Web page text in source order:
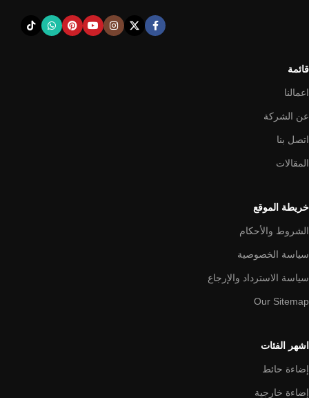
قائمة
اعمالنا
عن الشركة
اتصل بنا
المقالات
خريطة الموقع
الشروط والأحكام
سياسة الخصوصية
سياسة الاسترداد والإرجاع
Our Sitemap
اشهر الفئات
إضاءة حائط
إضاءة خارجية